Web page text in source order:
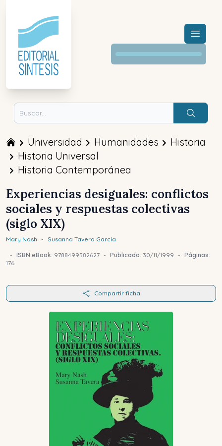
Menú
Buscar
Universidad Humanidades
Historia
Historia Universal
Historia Contemporánea
Experiencias desiguales: conflictos
sociales y respuestas colectivas
(siglo XIX)
Mary Nash - Susanna Tavera García
- ISBN eBook: 9788499582627 - Publicado: 30/11/1999 - Páginas:
176
Compartir ficha